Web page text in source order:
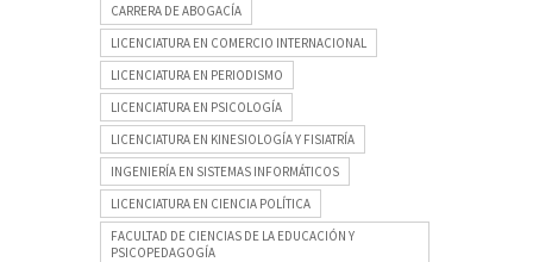
CARRERA DE ABOGACÍA
LICENCIATURA EN COMERCIO INTERNACIONAL
LICENCIATURA EN PERIODISMO
LICENCIATURA EN PSICOLOGÍA
LICENCIATURA EN KINESIOLOGÍA Y FISIATRÍA
INGENIERÍA EN SISTEMAS INFORMÁTICOS
LICENCIATURA EN CIENCIA POLÍTICA
FACULTAD DE CIENCIAS DE LA EDUCACIÓN Y
PSICOPEDAGOGÍA